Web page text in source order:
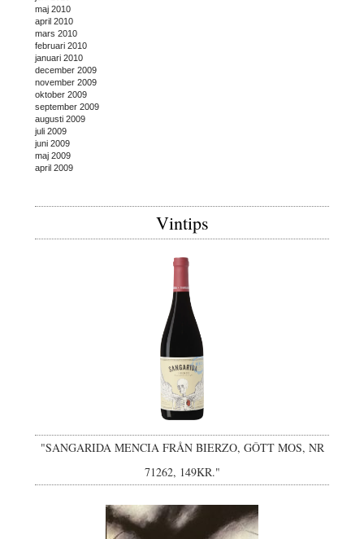
maj 2010
april 2010
mars 2010
februari 2010
januari 2010
december 2009
november 2009
oktober 2009
september 2009
augusti 2009
juli 2009
juni 2009
maj 2009
april 2009
Vintips
"SANGARIDA MENCIA FRÅN BIERZO, GÔTT MOS, NR
71262, 149KR."